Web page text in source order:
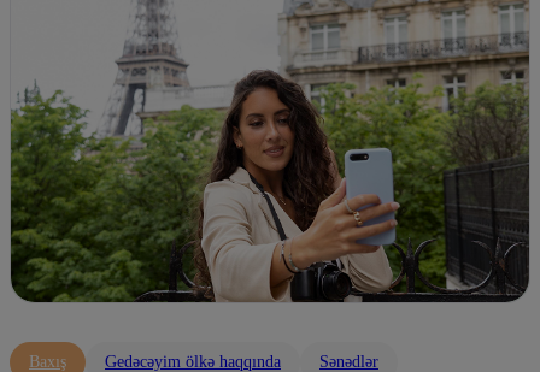
Baxış Gedəcəyim ölkə haqqında Sənədlər